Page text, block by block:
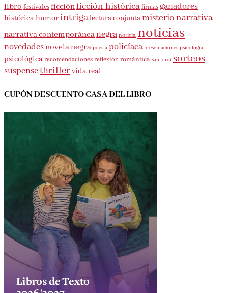
librofestivalesficciónficción histórica firmas ganadores
históricahumorintrigalectura conjuntamisterionarrativa
narrativa contemporáneanegra noticia noticias
novedadesnovela negra poesía policíaca presentaciones psicología
psicológica recomendaciones reflexión romántica san jordi sorteos
suspensethrillervida real
CUPÓN DESCUENTO CASA DEL LIBRO